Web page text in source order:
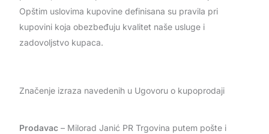
Opštim uslovima kupovine definisana su pravila pri
kupovini koja obezbeđuju kvalitet naše usluge i
zadovoljstvo kupaca.
Značenje izraza navedenih u Ugovoru o kupoprodaji
Prodavac– Milorad Janić PR Trgovina putem pošte i